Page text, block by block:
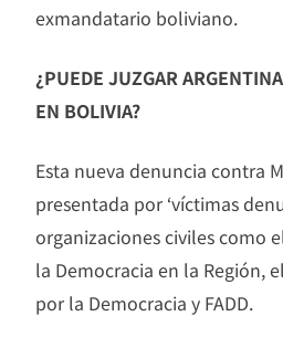
exmandatario boliviano.
¿PUEDE JUZGAR
EN BOLIVIA?
Esta nueva denuncia contra
presentada por ‘víctimas
organizaciones civiles como
la Democracia en la Región,
por la Democracia y FADD.